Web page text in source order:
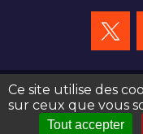
création site web :
Ce site utilise des
sur ceux que vous
Tout accepter